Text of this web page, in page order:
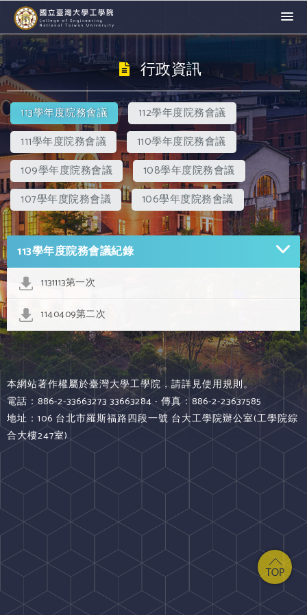
行政資訊
113學年度院務會議
112學年度院務會議
111學年度院務會議
110學年度院務會議
109學年度院務會議
108學年度院務會議
107學年度院務會議
106學年度院務會議
113學年度院務會議紀錄
1131113第一次
1140409第二次
本網站著作權屬於臺灣大學工學院，請詳見使用規則。
電話：886-2-33663273 33663284 ‧ 傳真：886-2-23637585
地址：106 台北市羅斯福路四段一號 台大工學院辦公室(工學院綜
合大樓247室)